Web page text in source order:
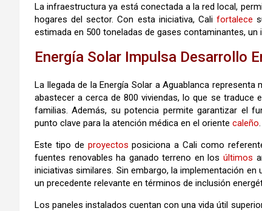
La infraestructura ya está conectada a la red local,
hogares del sector. Con esta iniciativa, Califortalece
estimada en 500 toneladas de gases contaminantes,
Energía Solar Impulsa Desarrollo
La llegada de la Energía Solar a Aguablanca representa
abastecer a cerca de 800 viviendas, lo que se traduce
familias. Además, su potencia permite garantizar el
punto clave para la atención médica en el oriente caleño.
Este tipo de proyectos posiciona a Cali como
fuentes renovables ha ganado terreno en losúltimos
iniciativas similares. Sin embargo, la implementación en
un precedente relevante en términos de inclusión
Los paneles instalados cuentan con una vida útil